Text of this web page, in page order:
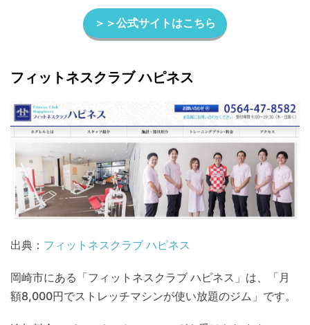
＞＞公式サイトはこちら
フィットネスクラブ ハピネス
出典： フィットネスクラブ ハピネス
岡崎市にある「フィットネスクラブ ハピネス」は、「月
額8,000円でストレッチマシンが使い放題のジム」です。